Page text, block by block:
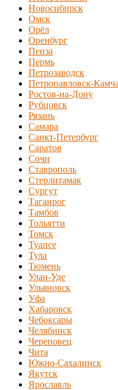
Новосибирск
Омск
Орёл
Оренбург
Пенза
Пермь
Петрозаводск
Петропавловск-
Ростов-на-Дону
Рубцовск
Рязань
Самара
Санкт-Петербург
Саратов
Сочи
Ставрополь
Стерлитамак
Сургут
Таганрог
Тамбов
Тольятти
Томск
Туапсе
Тула
Тюмень
Улан-Уде
Ульяновск
Уфа
Хабаровск
Чебоксары
Челябинск
Череповец
Чита
Южно-Сахалинск
Якутск
Ярославль